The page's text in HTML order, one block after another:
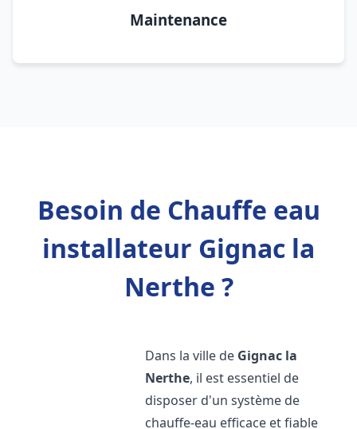
Maintenance
Besoin de Chauffe eau
installateur Gignac la
Nerthe ?
Dans la ville de Gignac la
Nerthe, il est essentiel de
disposer d'un système de
chauffe-eau efficace et fiable